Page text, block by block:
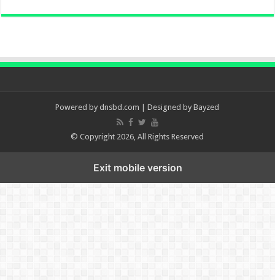
Powered by dnsbd.com | Designed byBayzed
© Copyright 2026, All Rights Reserved
Exit mobile version